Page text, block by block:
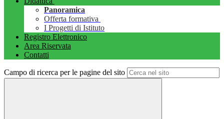
Panoramica
Offerta formativa
I Progetti di Istituto
Registro Elettronico
Area Riservata
Contatti
Campo di ricerca per le pagine del sito